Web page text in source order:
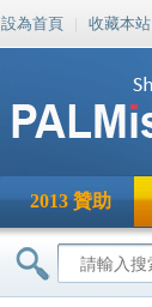
設為首頁 | 收藏本站
2013 贊助